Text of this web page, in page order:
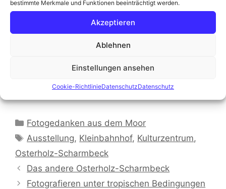
bestimmte Merkmale und Funktionen beeinträchtigt werden.
Akzeptieren
Ablehnen
Einstellungen ansehen
Cookie-RichtlinieDatenschutzDatenschutz
gewohnt, eine gute halbe Stunde über dieses
Die Folge ist in allen gängigen Podcatchern,
oder unserer Homepage
Landkreis Osterholz-Scharmbeck und natürlich
Euer Matthias
Kategorien
Fotogedanken aus dem Moor
Schlagwörter
Ausstellung, Kleinbahnhof, Kulturzentrum,
Osterholz-Scharmbeck
Das andere Osterholz-Scharmbeck
Fotografieren unter tropischen Bedingungen